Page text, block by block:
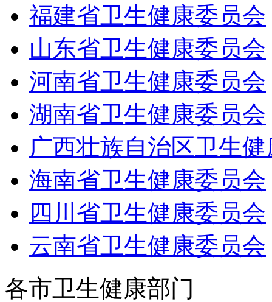
福建省卫生健康委员会
山东省卫生健康委员会
河南省卫生健康委员会
湖南省卫生健康委员会
广西壮族自治区卫生
海南省卫生健康委员会
四川省卫生健康委员会
云南省卫生健康委员会
各市卫生健康部门